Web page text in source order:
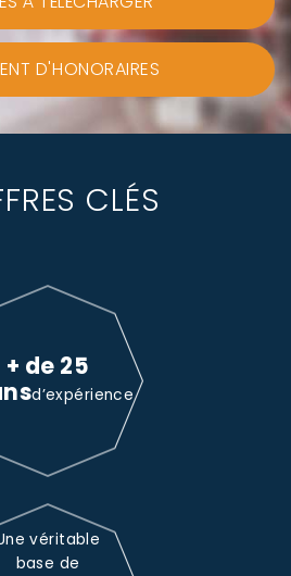
D'HONORAIRES
CLÉS
+ de 25
d’expérience
véritable
base de